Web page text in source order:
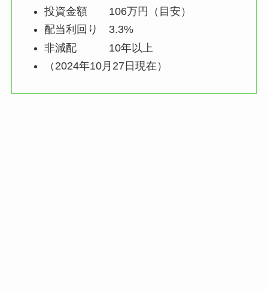
投資金額 106万円（目安）
配当利回り 3.3%
非減配 10年以上
（2024年10月27日現在）